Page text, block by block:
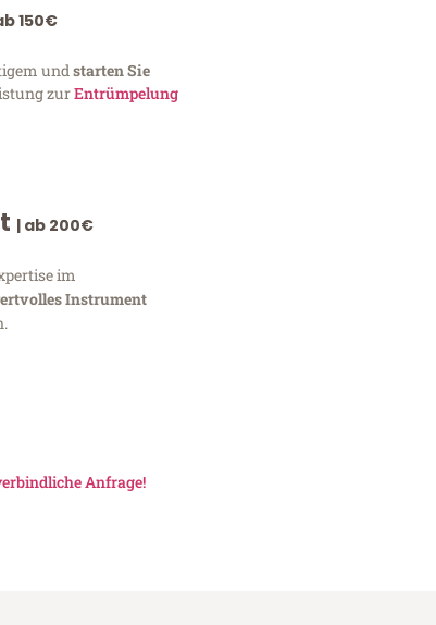
150€
undstarten Sie
zurEntrümpelung
| ab 200€
im
Instrument
Anfrage!